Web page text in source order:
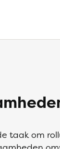
taak om